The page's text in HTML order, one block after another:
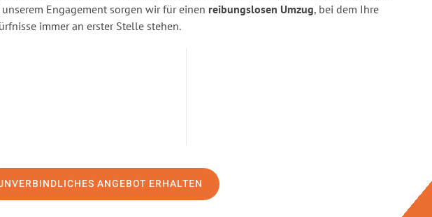
Engagement sorgen wir für einen reibungslosen Umzug, bei dem Ihre
immer an erster Stelle stehen.
ANGEBOT ERHALTEN